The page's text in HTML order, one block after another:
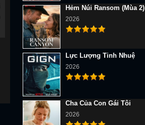
Hẻm Núi Ransom (Mùa 2)
2026
Lực Lượng Tinh Nhuệ
2026
Cha Của Con Gái Tôi
2026